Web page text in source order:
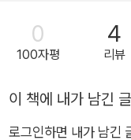
새로운 기술적 방법론에만
적으로 소프트웨어의
다. 그렇다면 AI 소프
없는 문제를 다루는
책의 저자들은 최신 학
0
100자평
4
리뷰
이 책에 내가 남긴 글
로그인하면 내가 남긴